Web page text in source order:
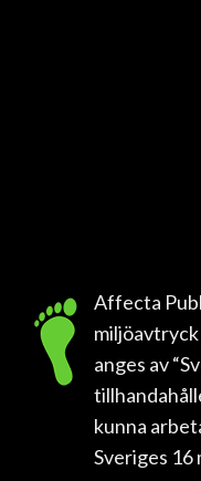
Affecta
anges av
kunna
Sveriges 16